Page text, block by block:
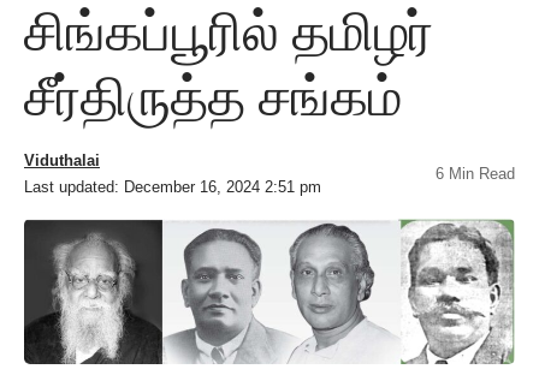
சிங்கப்பூரில் தமிழர்
சீர்திருத்த சங்கம்
Last updated: December 16, 2024 2:51 pm
Viduthalai
6 Min Read